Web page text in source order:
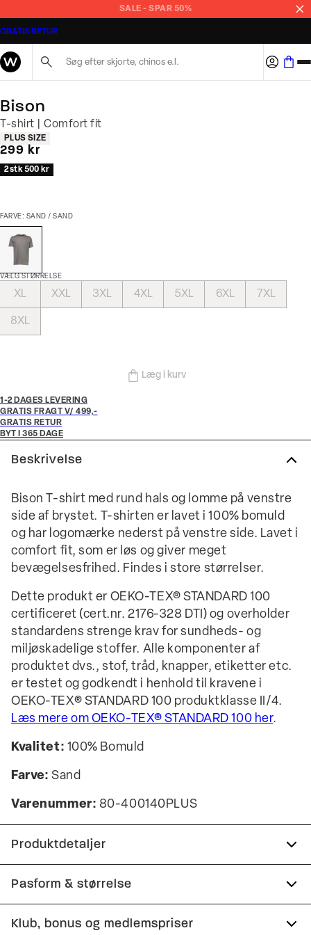
SALE - SPAR 50%
GRATIS RETUR
Bison
T-shirt | Comfort fit
Produkt egenskaber
PLUS SIZE
I alt (inkl. rabat)
299 kr
2 stk 500 kr
FARVE: SAND / SAND
VÆLG STØRRELSE
XL XXL 3XL 4XL 5XL 6XL 7XL
8XL
Læg i kurv
1-2 DAGES LEVERING
GRATIS FRAGT V/ 499,-
GRATIS RETUR
BYT I 365 DAGE
Beskrivelse
Bison T-shirt med rund hals og lomme på venstre
side af brystet. T-shirten er lavet i 100% bomuld
og har logomærke nederst på venstre side. Lavet i
comfort fit, som er løs og giver meget
bevægelsesfrihed. Findes i store størrelser.
Dette produkt er OEKO-TEX® STANDARD 100
certificeret (cert.nr. 2176-328 DTI) og overholder
standardens strenge krav for sundheds- og
miljøskadelige stoffer. Alle komponenter af
produktet dvs., stof, tråd, knapper, etiketter etc.
er testet og godkendt i henhold til kravene i
OEKO-TEX® STANDARD 100 produktklasse II/4.
Læs mere om OEKO-TEX® STANDARD 100 her.
Kvalitet: 100% Bomuld
Farve: Sand
Varenummer: 80-400140PLUS
Produktdetaljer
Fremstillet i 100% bomuld.
Logomærke nederst på venstre side.
Lomme på venstre bryst.
Pasform & størrelse
Fit:Comfort fit
Klub, bonus og medlemspriser